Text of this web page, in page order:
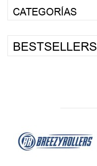
CATEGORÍAS
BESTSELLERS